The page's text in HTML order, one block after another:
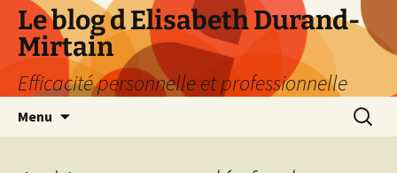
Aller
contenu
Le blog d Elisabeth Durand-
Mirtain
Efficacité personnelle et professionnelle
Menu